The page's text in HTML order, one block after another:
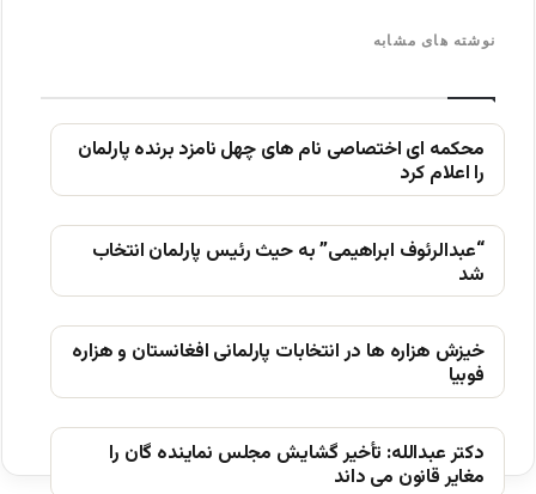
نوشته های مشابه
محکمه ای اختصاصی نام های چهل نامزد برنده پارلمان
را اعلام کرد
“عبدالرئوف ابراهیمی” به حیث رئیس پارلمان انتخاب
شد
خیزش ھزاره ھا در انتخابات پارلمانی افغانستان و ھزاره
فوبیا
دکتر عبدالله: تأخیر گشایش مجلس نماینده گان را
مغایر قانون می داند